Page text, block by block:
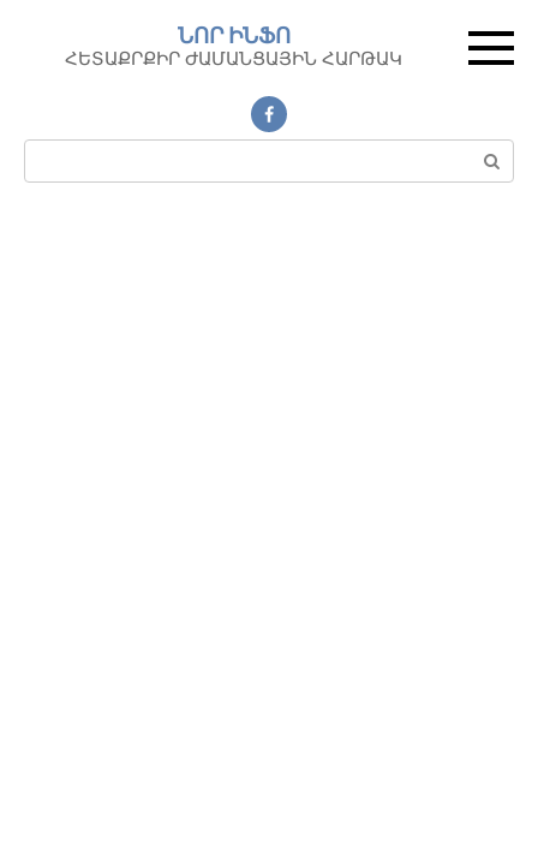
контенту
ՆՈՐ ԻՆՖՈ
ՀԵՏԱՔՐՔԻՐ ԺԱՄԱՆՑԱՅԻՆ ՀԱՐԹԱԿ
Поиск: